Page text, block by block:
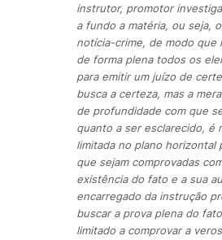
instrutor, promotor
a fundo a matéria, ou seja,
notícia-crime, de modo que
de forma plena todos os
para emitir um juízo de
busca a certeza, mas a
de profundidade com que
quanto a ser esclarecido, é
limitada no plano horizontal
que sejam comprovadas
existência do fato e a sua
encarregado da instrução
buscar a prova plena do
limitado a comprovar a